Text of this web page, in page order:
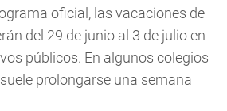
oficial, las vacaciones de
del 29 de junio al 3 de julio en
públicos. En algunos colegios
prolongarse una semana